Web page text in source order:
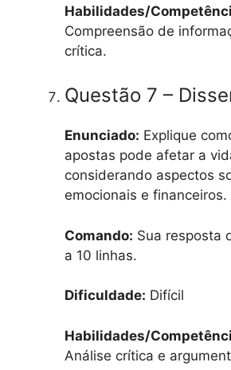
Habilidades/
Compreensão de
crítica.
Questão 7 –
Enunciado: Explique
apostas pode afetar a
considerando aspectos
emocionais e financeiros.
Comando: Sua resposta
a 10 linhas.
Dificuldade: Difícil
Habilidades/
Análise crítica e